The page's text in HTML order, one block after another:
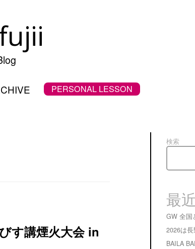
PERSONAL LESSON
す講煙火大会 in
検索
最
GW 全国
2026は長
BAILA